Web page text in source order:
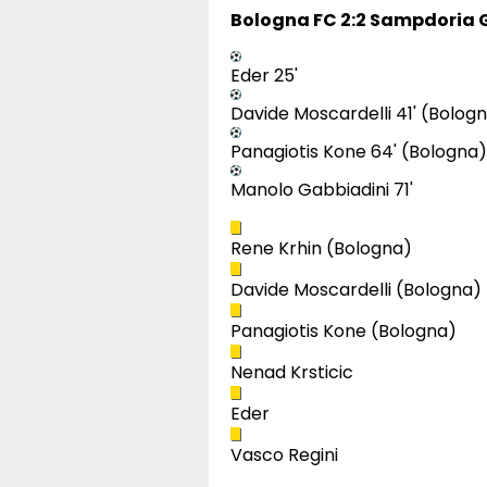
Bologna FC 2:2 Sampdoria
Eder 25'
Davide Moscardelli 41'
Panagiotis Kone 64' (Bologna)
Manolo Gabbiadini 71'
Rene Krhin (Bologna)
Davide Moscardelli (Bologna)
Panagiotis Kone (Bologna)
Nenad Krsticic
Eder
Vasco Regini